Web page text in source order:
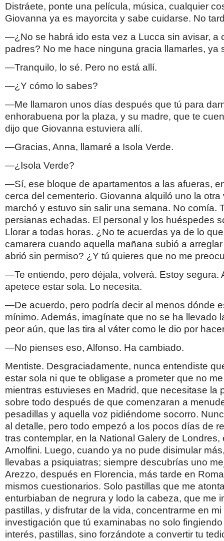
Distráete, ponte una película, música, cualquier
Giovanna ya es mayorcita y sabe cuidarse. No
—¿No se habrá ido esta vez a Lucca sin avisar, a
padres? No me hace ninguna gracia llamarles, ya
—Tranquilo, lo sé. Pero no está allí.
—¿Y cómo lo sabes?
—Me llamaron unos días después que tú para
enhorabuena por la plaza, y su madre, que te
dijo que Giovanna estuviera allí.
—Gracias, Anna, llamaré a Isola Verde.
—¿Isola Verde?
—Sí, ese bloque de apartamentos a las afueras,
cerca del cementerio. Giovanna alquiló uno la otra
marchó y estuvo sin salir una semana. No comía.
persianas echadas. El personal y los huéspedes
Llorar a todas horas. ¿No te acuerdas ya de lo
camarera cuando aquella mañana subió a
abrió sin permiso? ¿Y tú quieres que no me
—Te entiendo, pero déjala, volverá. Estoy segura.
apetece estar sola. Lo necesita.
—De acuerdo, pero podría decir al menos dónde
mínimo. Además, imagínate que no se ha llevado
peor aún, que las tira al váter como le dio por
—No pienses eso, Alfonso. Ha cambiado.
Mentiste. Desgraciadamente, nunca entendiste
estar sola ni que te obligase a prometer que no
mientras estuvieses en Madrid, que necesitase la
sobre todo después de que comenzaran a
pesadillas y aquella voz pidiéndome socorro.
al detalle, pero todo empezó a los pocos días de
tras contemplar, en la National Galery de Londres,
Arnolfini. Luego, cuando ya no pude disimular
llevabas a psiquiatras; siempre descubrías uno
Arezzo, después en Florencia, más tarde en
mismos cuestionarios. Solo pastillas que me
enturbiaban de negrura y lodo la cabeza, que me
pastillas, y disfrutar de la vida, concentrarme en
investigación que tú examinabas no solo
interés, pastillas, sino forzándote a convertir tu